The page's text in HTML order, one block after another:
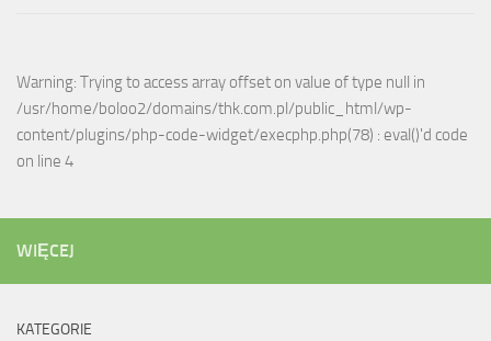
Warning: Trying to access array offset on value of type null in
/usr/home/boloo2/domains/thk.com.pl/public_html/wp-
content/plugins/php-code-widget/execphp.php(78) : eval()'d code
on line 4
WIĘCEJ
KATEGORIE